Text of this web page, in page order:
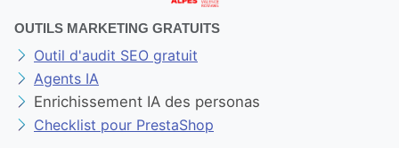
OUTILS MARKETING GRATUITS
Outil d'audit SEO gratuit
Agents IA
Enrichissement IA des personas
Checklist pour PrestaShop